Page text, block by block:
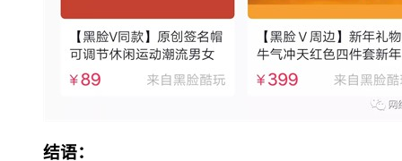
结语：